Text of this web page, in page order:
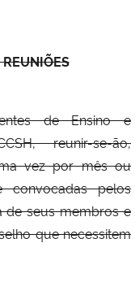
de Ensino e
reunir-se-ão,
vez por mês ou
convocadas pelos
de seus membros e
que necessitem